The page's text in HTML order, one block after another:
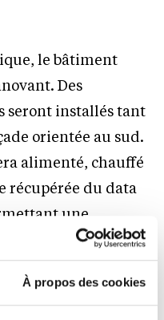
À propos des cookies
le bâtiment
Des
seront installés tant
orientée au sud.
alimenté, chauffé
récupérée du data
une
la consommation
la valorisation de la
d’électricité